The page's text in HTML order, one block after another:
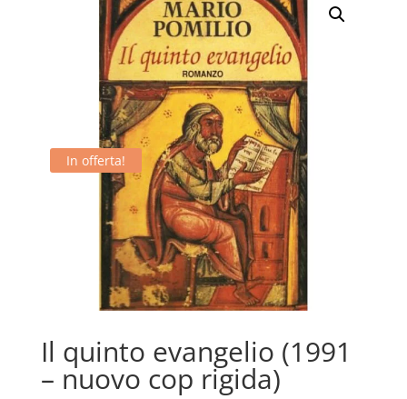
In offerta!
Il quinto evangelio (1991
– nuovo cop rigida)